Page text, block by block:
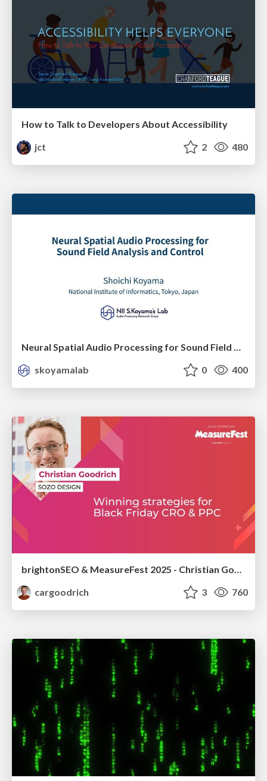
How to Talk to Developers About Accessibility
jct
2 480
Neural Spatial Audio Processing for Sound Field Analysis and Control
skoyamalab
0 400
brightonSEO & MeasureFest 2025 - Christian Goodrich - Winning strategies for Black Friday CRO & PPC
cargoodrich
3 760